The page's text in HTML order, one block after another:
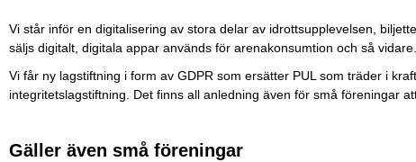
Vi står inför en digitalisering av stora delar av idrottsupplevelsen,
säljs digitalt, digitala appar används för arenakonsumtion och så vidare.
Vi får ny lagstiftning i form av GDPR som ersätter PUL som träder i
integritetslagstiftning. Det finns all anledning även för små föreningar
Gäller även små föreningar